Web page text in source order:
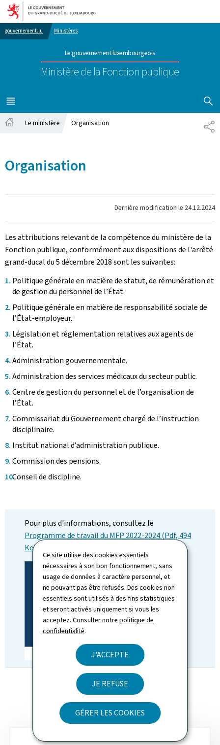
Ce site utilise des cookies essentiels
nécessaires à son bon fonctionnement, sans
usage de données à caractère personnel, et
ne pouvant pas être refusés. Des cookies non
essentiels sont utilisés à des fins statistiques
et seront activés uniquement si vous les
acceptez. Consulter notrepolitique de
confidentialité.
J'ACCEPTE
JE REFUSE
GÉRER LES COOKIES
Aller au menu principal
Aller au contenu
gouvernement.lu Ministères
Le gouvernement luxembourgeois
Ministère de la Fonction publique
MENU
PRINCIPAL
Le ministère Organisation
Organisation
Dernière modification le 24.12.2024
Les attributions relevant de la compétence du ministère de la
Fonction publique, conformément aux dispositions de l'arrêté
grand-ducal du 5 décembre 2018 sont les suivantes:
Politique générale en matière de statut, de rémunération et
de gestion du personnel de l’État.
Politique générale en matière de responsabilité sociale de
l’État-employeur.
Législation et réglementation relatives aux agents de
l’État.
Administration gouvernementale.
Administration des services médicaux du secteur public.
Centre de gestion du personnel et de l’organisation de
l’État.
Commissariat du Gouvernement chargé de l’instruction
disciplinaire.
Institut national d’administration publique.
Commission des pensions.
Conseil de discipline.
Pour plus d'informations, consultez le
Programme de travail du MFP 2022-2024 (Pdf, 494
Ko)